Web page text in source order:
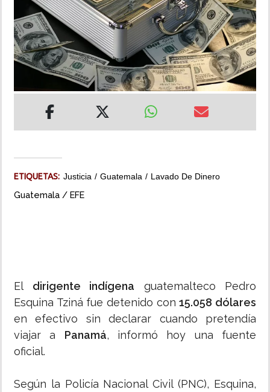
MULTIMEDIA
IMPRESO
ETIQUETAS: Justicia Guatemala Lavado De Dinero
Guatemala / EFE
El dirigente indígena guatemalteco Pedro
Esquina Tziná fue detenido con15.058 dólares
en efectivo sin declarar cuando pretendía
viajar a Panamá, informó hoy una fuente
oficial.
Según la Policía Nacional Civil (PNC), Esquina,